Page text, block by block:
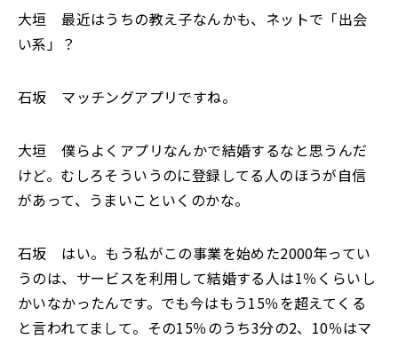
大垣 最近はうちの教え子なんかも、ネットで「出会
い系」？
石坂 マッチングアプリですね。
大垣 僕らよくアプリなんかで結婚するなと思うんだ
けど。むしろそういうのに登録してる人のほうが自信
があって、うまいこといくのかな。
石坂 はい。もう私がこの事業を始めた2000年ってい
うのは、サービスを利用して結婚する人は1％くらいし
かいなかったんです。でも今はもう15％を超えてくる
と言われてまして。その15％のうち3分の2、10％はマ